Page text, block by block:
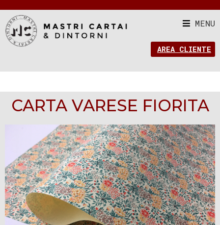
MENU
AREA CLIENTE
CARTA VARESE FIORITA